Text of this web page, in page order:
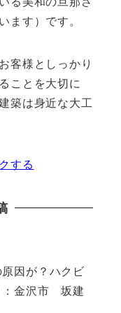
ます）です。
客様としっかり
ことを大切に
築は身近な大工
する
因が？ハクビ
：金沢市 坂建